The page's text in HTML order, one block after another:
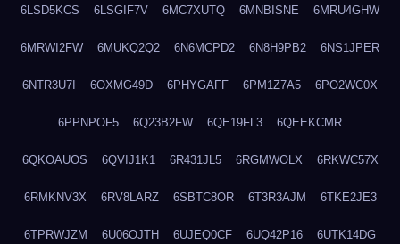
6LSD5KCS 6LSGIF7V 6MC7XUTQ 6MNBISNE 6MRU4GHW
6MRWI2FW 6MUKQ2Q2 6N6MCPD2 6N8H9PB2 6NS1JPER
6NTR3U7I 6OXMG49D 6PHYGAFF 6PM1Z7A5 6PO2WC0X
6PPNPOF5 6Q23B2FW 6QE19FL3 6QEEKCMR
6QKOAUOS 6QVIJ1K1 6R431JL5 6RGMWOLX 6RKWC57X
6RMKNV3X 6RV8LARZ 6SBTC8OR 6T3R3AJM 6TKE2JE3
6TPRWJZM 6U06OJTH 6UJEQ0CF 6UQ42P16 6UTK14DG